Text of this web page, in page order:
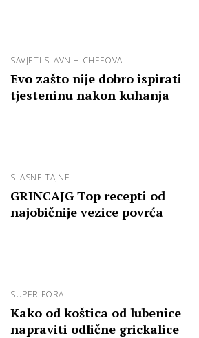
SAVJETI SLAVNIH CHEFOVA
Evo zašto nije dobro ispirati
tjesteninu nakon kuhanja
SLASNE TAJNE
GRINCAJG Top recepti od
najobičnije vezice povrća
SUPER FORA!
Kako od koštica od lubenice
napraviti odlične grickalice